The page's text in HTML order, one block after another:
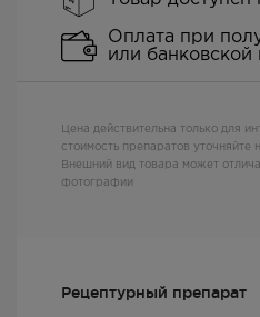
Рецептурный препарат
Оплата при
или банковской
Цена действительна только для
стоимость препаратов уточняйте
Внешний вид товара может
фотографии